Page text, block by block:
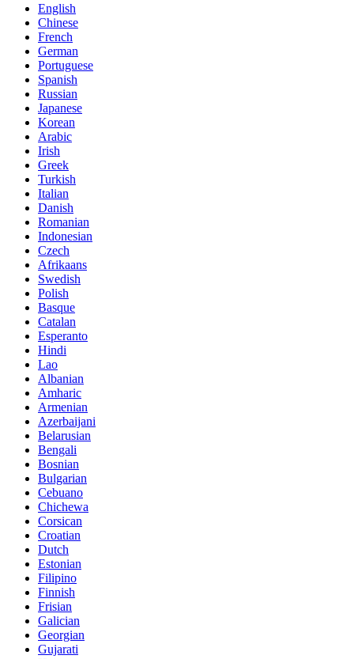
English
Chinese
French
German
Portuguese
Spanish
Russian
Japanese
Korean
Arabic
Irish
Greek
Turkish
Italian
Danish
Romanian
Indonesian
Czech
Afrikaans
Swedish
Polish
Basque
Catalan
Esperanto
Hindi
Lao
Albanian
Amharic
Armenian
Azerbaijani
Belarusian
Bengali
Bosnian
Bulgarian
Cebuano
Chichewa
Corsican
Croatian
Dutch
Estonian
Filipino
Finnish
Frisian
Galician
Georgian
Gujarati